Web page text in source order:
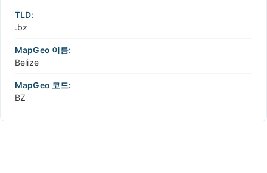
TLD:
.bz
MapGeo 이름:
Belize
MapGeo 코드:
BZ